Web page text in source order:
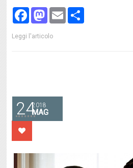
Facebook
Mastodon
Email
Leggi l'articolo
242018
MAG